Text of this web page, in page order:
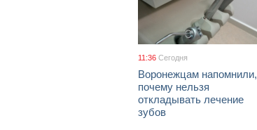
11:36 Сегодня
Воронежцам напомнили,
почему нельзя
откладывать лечение
зубов